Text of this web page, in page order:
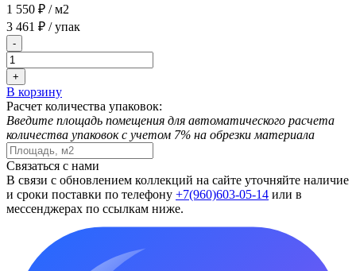
1 550 ₽ / м2
3 461 ₽ / упак
-
+
В корзину
Расчет количества упаковок:
Введите площадь помещения для автоматического расчета
количества упаковок с учетом 7% на обрезки материала
Связаться с нами
В связи с обновлением коллекций на сайте уточняйте наличие
и сроки поставки по телефону +7(960)603-05-14 или в
мессенджерах по ссылкам ниже.